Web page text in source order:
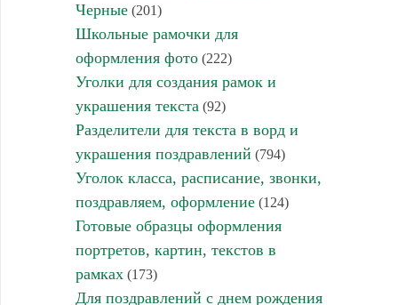
Черные(201)
Школьные рамочки для
оформления фото(222)
Уголки для создания рамок и
украшения текста (92)
Разделители для текста в ворд и
украшения поздравлений (794)
Уголок класса, расписание, звонки,
поздравляем, оформление(124)
Готовые образцы оформления
портретов, картин, текстов в
рамках(173)
Для поздравлений с днем рождения